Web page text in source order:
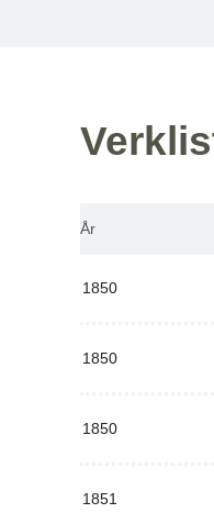
År
1850
1850
1850
1851